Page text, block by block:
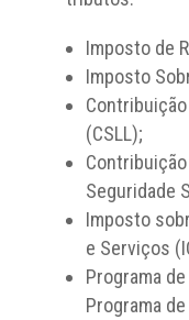
Imposto de
Imposto
(CSLL);
Seguridade
Imposto
e Serviços
Programa
Programa